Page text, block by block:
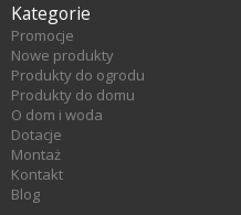
Kategorie
Promocje
Nowe produkty
Produkty do ogrodu
Produkty do domu
O dom i woda
Dotacje
Montaż
Kontakt
Blog